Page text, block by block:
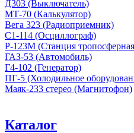
Д303 (Выключатель)
МТ-70 (Калькулятор)
Вега 323 (Радиоприемник)
С1-114 (Осциллограф)
Р-123М (Станция
ГАЗ-53 (Автомобиль)
Г4-102 (Генератор)
ПГ-5 (Холодильное
Маяк-233 стерео (Магнитофон)
Каталог